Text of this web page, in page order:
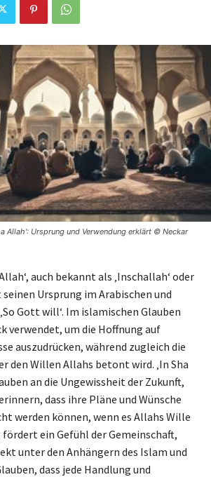
Allah': Ursprung und Verwendung erklärt © Neckar
auch bekannt als ‚Inschallah‘ oder
seinen Ursprung im Arabischen und
Gott will‘. Im islamischen Glauben
verwendet, um die Hoffnung auf
auszudrücken, während zugleich die
den Willen Allahs betont wird. ‚In Sha
an die Ungewissheit der Zukunft,
dass ihre Pläne und Wünsche
werden können, wenn es Allahs Wille
fördert ein Gefühl der Gemeinschaft,
unter den Anhängern des Islam und
dass jede Handlung und